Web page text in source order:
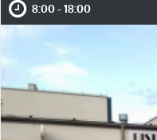
8:00 - 18:00